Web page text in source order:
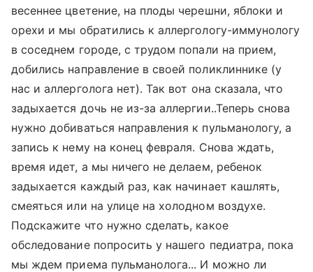
весеннее цветение, на плоды черешни, яблоки и
орехи и мы обратились к аллергологу-иммунологу
в соседнем городе, с трудом попали на прием,
добились направление в своей поликлиннике (у
нас и аллерголога нет). Так вот она сказала, что
задыхается дочь не из-за аллергии..Теперь снова
нужно добиваться направления к пульманологу, а
запись к нему на конец февраля. Снова ждать,
время идет, а мы ничего не делаем, ребенок
задыхается каждый раз, как начинает кашлять,
смеяться или на улице на холодном воздухе.
Подскажите что нужно сделать, какое
обследование попросить у нашего педиатра, пока
мы ждем приема пульманолога... И можно ли